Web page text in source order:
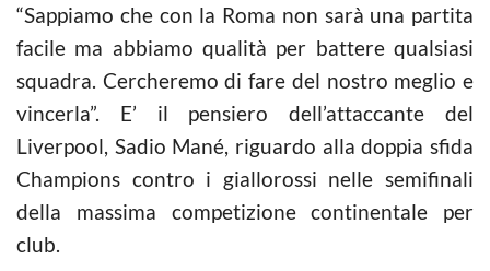
“Sappiamo che con la Roma non sarà una partita
facile ma abbiamo qualità per battere qualsiasi
squadra. Cercheremo di fare del nostro meglio e
vincerla”. E’ il pensiero dell’attaccante del
Liverpool, Sadio Mané, riguardo alla doppia sfida
Champions contro i giallorossi nelle semifinali
della massima competizione continentale per
club.